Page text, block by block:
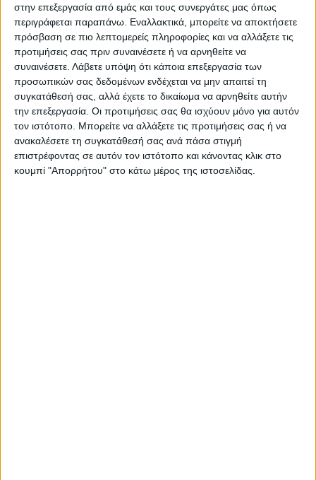
στην επεξεργασία από εμάς και τους συνεργάτες μας όπως
περιγράφεται παραπάνω. Εναλλακτικά, μπορείτε να αποκτήσετε
πρόσβαση σε πιο λεπτομερείς πληροφορίες και να αλλάξετε τις
προτιμήσεις σας πριν συναινέσετε ή να αρνηθείτε να
συναινέσετε. Λάβετε υπόψη ότι κάποια επεξεργασία των
προσωπικών σας δεδομένων ενδέχεται να μην απαιτεί τη
συγκατάθεσή σας, αλλά έχετε το δικαίωμα να αρνηθείτε αυτήν
την επεξεργασία. Οι προτιμήσεις σας θα ισχύουν μόνο για αυτόν
τον ιστότοπο. Μπορείτε να αλλάξετε τις προτιμήσεις σας ή να
ανακαλέσετε τη συγκατάθεσή σας ανά πάσα στιγμή
επιστρέφοντας σε αυτόν τον ιστότοπο και κάνοντας κλικ στο
κουμπί "Απορρήτου" στο κάτω μέρος της ιστοσελίδας.
εναλλακτικές προτάσεις κατά τη διαμόνή
τους στην περιοχή.